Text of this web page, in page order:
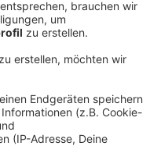
wenig Nester